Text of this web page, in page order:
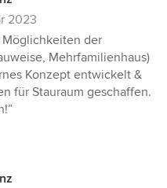
2023
Möglichkeiten der
Mehrfamilienhaus)
Konzept entwickelt &
für Stauraum geschaffen.